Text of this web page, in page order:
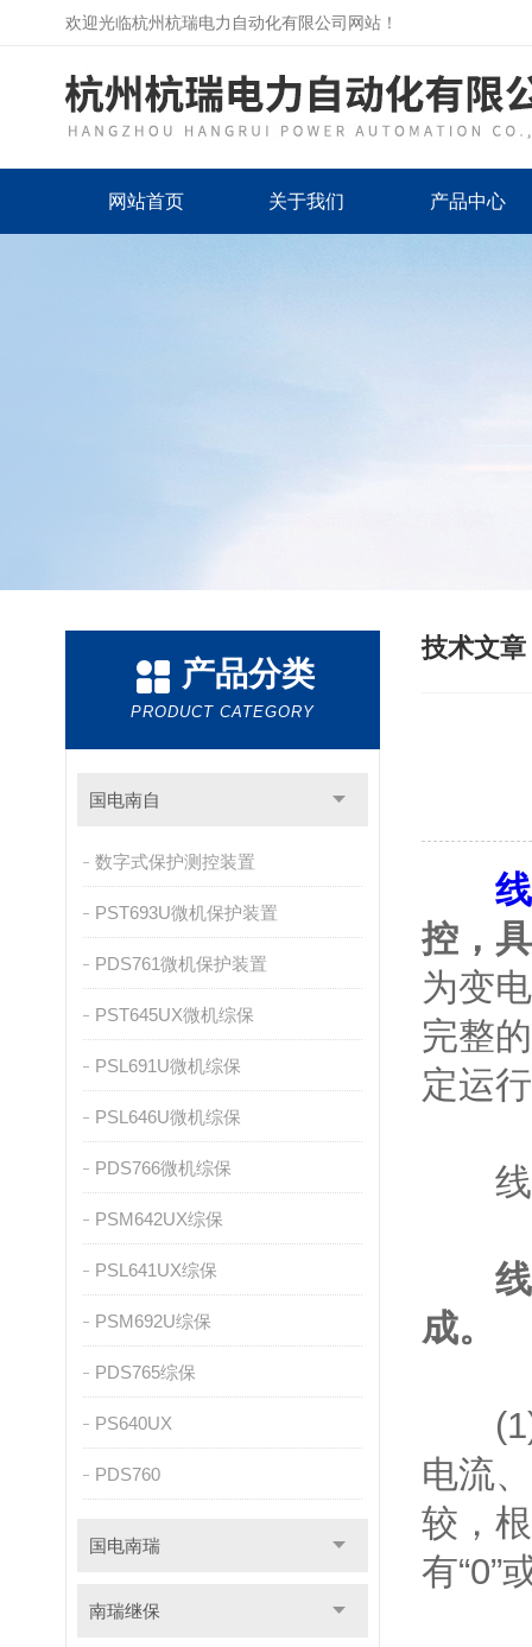
欢迎光临杭州杭瑞电力自动化有限公司网站！
网站首页 关于我们 产品中心
产品分类
PRODUCT CATEGORY
国电南自
数字式保护测控装置
PST693U微机保护装置
PDS761微机保护装置
PST645UX微机综保
PSL691U微机综保
PSL646U微机综保
PDS766微机综保
PSM642UX综保
PSL641UX综保
PSM692U综保
PDS765综保
PS640UX
PDS760
国电南瑞
南瑞继保
技术文章
控，
为变
完整
定运
线
成。
(1)
电流
较，
有“0”